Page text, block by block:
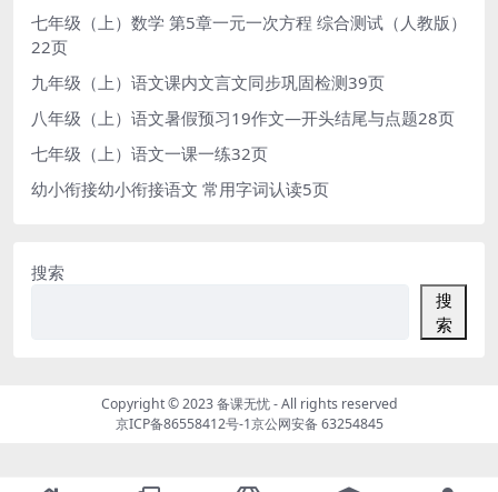
七年级（上）数学 第5章一元一次方程 综合测试（人教版）
22页
九年级（上）语文课内文言文同步巩固检测39页
八年级（上）语文暑假预习19作文—开头结尾与点题28页
七年级（上）语文一课一练32页
幼小衔接幼小衔接语文 常用字词认读5页
搜索
搜
索
Copyright © 2023备课无忧- All rights reserved
京ICP备86558412号-1京公网安备 63254845